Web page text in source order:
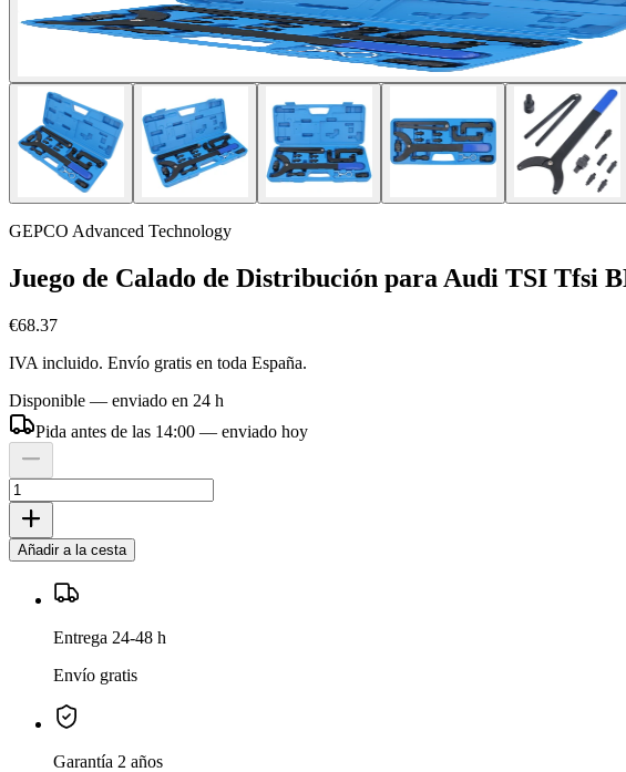
GEPCO Advanced Technology
Juego de Calado de Distribución para Audi TSI Tfsi
€68.37
IVA incluido. Envío gratis en toda España.
Disponible — enviado en 24 h
Pida antes de las 14:00 — enviado hoy
Añadir a la cesta
Entrega 24-48 h
Envío gratis
Garantía 2 años